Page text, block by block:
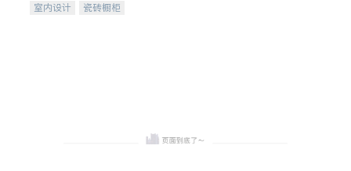
室内设计
瓷砖橱柜